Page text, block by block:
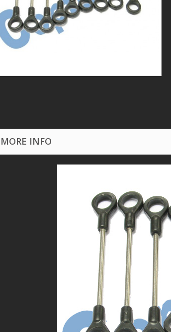
MORE INFO